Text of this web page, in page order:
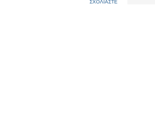
ΣΧΟΛΙΑΣΤΕ